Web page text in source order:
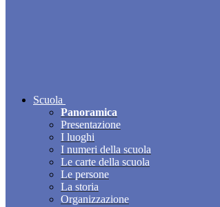
Scuola
Panoramica
Presentazione
I luoghi
I numeri della scuola
Le carte della scuola
Le persone
La storia
Organizzazione